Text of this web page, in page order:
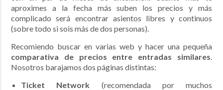
aproximes a la fecha más suben los precios y más
complicado será encontrar asientos libres y continuos
(sobre todo si sois más de dos personas).
Recomiendo buscar en varias web y hacer una pequeña
comparativa de precios entre entradas similares.
Nosotros barajamos dos páginas distintas:
Ticket Network (recomendada por muchos